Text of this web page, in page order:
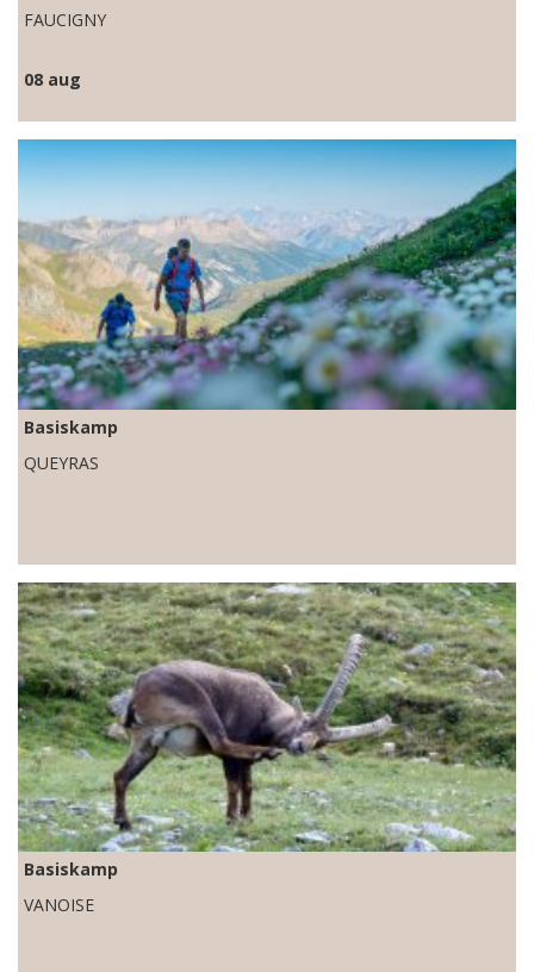
FAUCIGNY
08 aug
Basiskamp
QUEYRAS
Basiskamp
VANOISE